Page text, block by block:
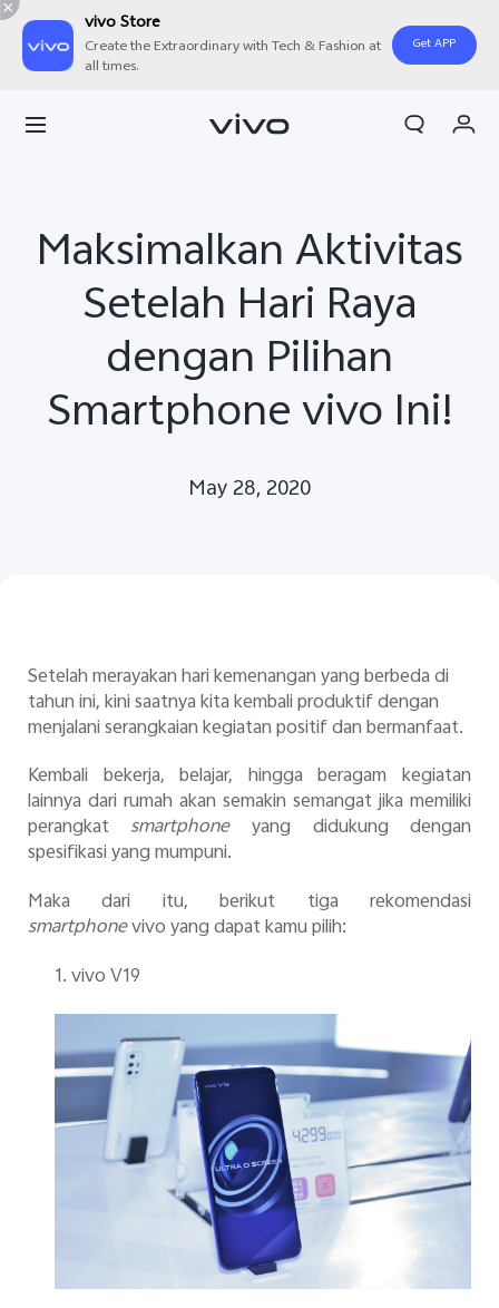
vivo Store
Create the Extraordinary with Tech & Fashion at
all times.
Get APP
Indonesia | Pilih negara/wilayah
Akun Saya
Maksimalkan Aktivitas
Setelah Hari Raya
dengan Pilihan
Smartphone vivo Ini!
May 28, 2020
Setelah merayakan hari kemenangan yang berbeda di
tahun ini, kini saatnya kita kembali produktif dengan
menjalani serangkaian kegiatan positif dan bermanfaat.
Kembali bekerja, belajar, hingga beragam kegiatan
lainnya dari rumah akan semakin semangat jika memiliki
perangkat smartphoneyang didukung dengan
spesifikasi yang mumpuni.
Maka dari itu, berikut tiga rekomendasi
smartphonevivo yang dapat kamu pilih:
1.vivo V19